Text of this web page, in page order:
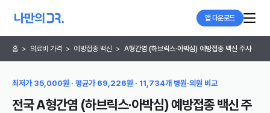
앱 다운로드
홈 > 의료비 가격 > 예방접종 백신 > A형간염 (하브릭스·아박심) 예방접종 백신 주사
최저가 35,000원 · 평균가 69,226원 · 11,734개 병원·의원 비교
전국 A형간염 (하브릭스·아박심) 예방접종 백신 주